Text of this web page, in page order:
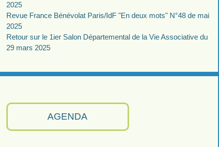
AGENDA
2025
Revue France Bénévolat Paris/IdF "En deux mots" N°48 de mai
2025
Retour sur le 1ier Salon Départemental de la Vie Associative du
29 mars 2025